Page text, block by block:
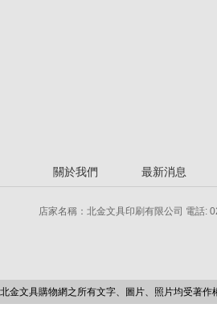
關於我們 最新消息
店家名稱：北金文具印刷有限公司 電話:
北金文具購物網之所有文字、圖片、照片均受著